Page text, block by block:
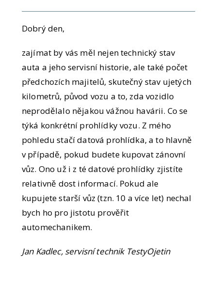
Dobrý den,
zajímat by vás měl nejen technický stav
auta a jeho servisní historie, ale také počet
předchozích majitelů, skutečný stav ujetých
kilometrů, původ vozu a to, zda vozidlo
neprodělalo nějakou vážnou havárii. Co se
týká konkrétní prohlídky vozu. Z mého
pohledu stačí datová prohlídka, a to hlavně
v případě, pokud budete kupovat zánovní
vůz. Ono už i z té datové prohlídky zjistíte
relativně dost informací. Pokud ale
kupujete starší vůz (tzn. 10 a více let) nechal
bych ho pro jistotu prověřit
automechanikem.
Jan Kadlec, servisní technik TestyOjetin